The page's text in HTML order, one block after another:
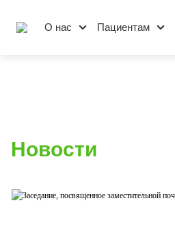
О нас Пациентам
Новости